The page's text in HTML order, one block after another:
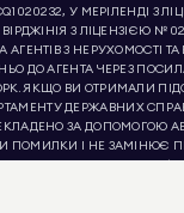
У МЕРІЛЕНДІ З
З ЛІЦЕНЗІЄЮ №
АГЕНТІВ З НЕРУХОМОСТІ
ДО АГЕНТА ЧЕРЕЗ
ЯКЩО ВИ ОТРИМАЛИ
ДЕРЖАВНИХ
ЗА ДОПОМОГОЮ
ПОМИЛКИ І НЕ ЗАМІНЮЄ